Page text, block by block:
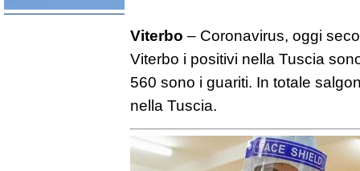
Viterbo – Coronavirus, oggi
Viterbo i positivi nella Tuscia
560 sono i guariti. In totale
nella Tuscia.